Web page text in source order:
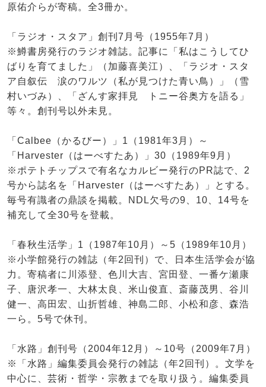
原佑介らが寄稿。全3冊か。
「ラジオ・スタア」創刊7月号（1955年7月）
※鱒書房発行のラジオ雑誌。記事に「私はこうしてひ
ばりを育てました」（加藤喜美江）、「ラジオ・スタ
ア自叙伝 涙のワルツ（私が見つけた青い鳥）」（雪
村いづみ）、「ざんす家拝見 トニー谷奥方を語る」
等々。創刊号以外未見。
「Calbee（かるびー）」1（1981年3月）～
「Harvester（はーべすたあ）」30（1989年9月）
※ポテトチップスで有名なカルビー発行のPR誌で、2
号から誌名を「Harvester（はーべすたあ）」とする。
毎号有識者の鼎談を掲載。NDL欠号の9、10、14号を
補充して全30号を登載。
「春秋生活学」1（1987年10月）～5（1989年10月）
※小学館発行の雑誌（年2回刊）で、日本生活学会が協
力。寄稿者に川添登、色川大吉、宮田登、一番ケ瀬康
子、唐沢孝一、大林太良、米山俊直、斎藤茂男、谷川
健一、高田宏、山折哲雄、神島二郎、小松和彦、森浩
一ら。5号で休刊。
「水路」創刊号（2004年12月）～10号（2009年7月）
※「水路」編集委員会発行の雑誌（年2回刊）。文学を
中心に、芸術・哲学・宗教までを取り扱う。編集委員